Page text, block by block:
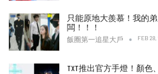
只能原地大羨慕！我的
闆！！！
飯圈第一追星大戶 FEB
TXT推出官方手燈！顏色